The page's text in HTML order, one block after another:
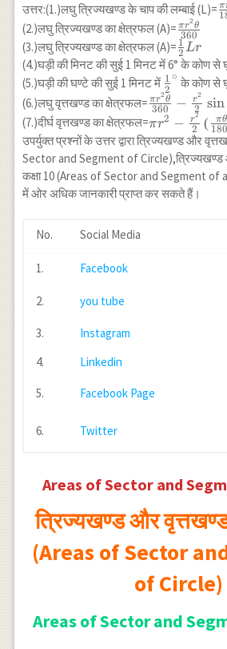
उत्तर:(1.)लघु त्रिज्यखण्ड के चाप की लम्बाई (L)= π
(2.)लघु त्रिज्यखण्ड का क्षेत्रफल (A)=\frac{\pi
r^2
\theta}
{360}
360
πr2 θ
(3.)लघु त्रिज्यखण्ड का क्षेत्रफल (A)=\frac{1}
{2} L r
2
1Lr
(4.)घड़ी की मिनट की सुई 1 मिनट में 6° के कोण से
(5.)घड़ी की घण्टे की सुई 1 मिनट में \frac{1}
2
1 ∘ के कोण से
(6.)लघु वृत्तखण्ड का क्षेत्रफल=\frac{\pi
r^2
\theta}
{360}-
\frac{r^2}
{2} \sin
\theta
360
πr2θ − 2
r2 sin
(7.)दीर्घ वृत्तखण्ड का क्षेत्रफल=\pi r^2-
\frac{r^2}
\theta}
πr2 − 2
r2 ( 180
πθ
उपर्युक्त प्रश्नों के उत्तर द्वारा त्रिज्यखण्ड और
Sector and Segment of
कक्षा 10 (Areas of Sector and Segment of
में ओर अधिक जानकारी प्राप्त कर सकते हैं।
No. Social Media
1. Facebook
2. you tube
3. Instagram
4.
Linkedin
5. Facebook Page
6. Twitter
Areas of Sector and
त्रिज्यखण्ड और
(Areas of Sector
of Circle)
Areas of Sector and